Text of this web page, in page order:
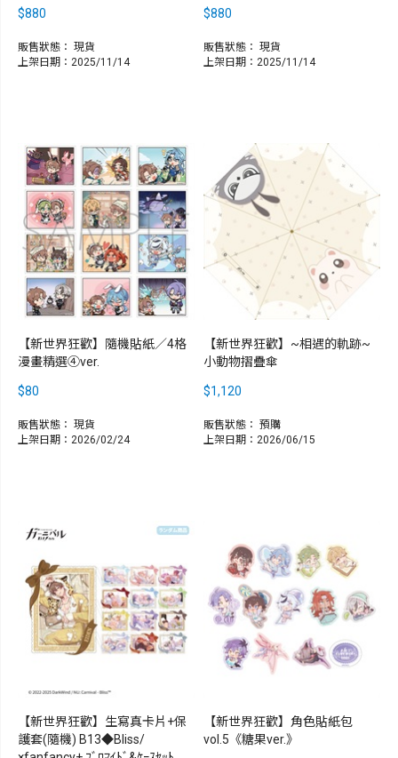
$880
販售狀態： 現貨
上架日期：2025/11/14
$880
販售狀態： 現貨
上架日期：2025/11/14
【新世界狂歡】隨機貼紙／4格
漫畫精選④ver.
$80
販售狀態： 現貨
上架日期：2026/02/24
【新世界狂歡】~相遇的軌跡~
小動物摺疊傘
$1,120
販售狀態： 預購
上架日期：2026/06/15
【新世界狂歡】生寫真卡片+保
護套(隨機) B13◆Bliss/
【新世界狂歡】角色貼紙包
vol.5《糖果ver.》